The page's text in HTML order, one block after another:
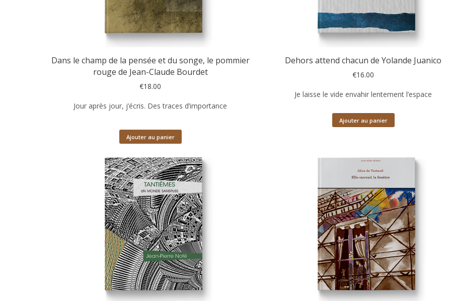
Dans le champ de la pensée et du songe, le pommier
rouge de Jean-Claude Bourdet
€18.00
Jour après jour, j’écris. Des traces d’importance
Ajouter au panier
Dehors attend chacun de Yolande Juanico
€16.00
Je laisse le vide envahir lentement l’espace
Ajouter au panier